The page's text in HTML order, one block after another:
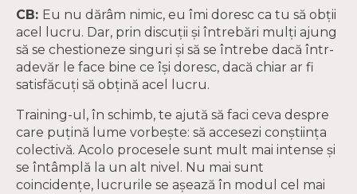
CB: Eu nu dărâm nimic, eu îmi doresc ca tu să obții
acel lucru. Dar, prin discuții și întrebări mulți ajung
să se chestioneze singuri și să se întrebe dacă într-
adevăr le face bine ce își doresc, dacă chiar ar fi
satisfăcuți să obțină acel lucru.
Training-ul, în schimb, te ajută să faci ceva despre
care puțină lume vorbește: să accesezi conștiința
colectivă. Acolo procesele sunt mult mai intense și
se întâmplă la un alt nivel. Nu mai sunt
coincidențe, lucrurile se așează în modul cel mai